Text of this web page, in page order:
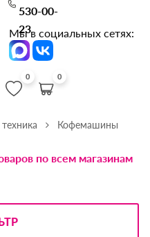
530-00-
23
Мы в социальных сетях:
0 0
Кофемашины
по всем магазинам